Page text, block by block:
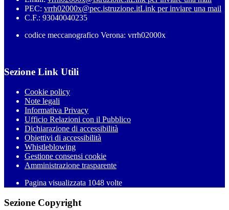
PEC: vrrh02000x@pec.istruzione.itLink per inviare una mail
C.F.: 93040040235
codice meccanografico Verona: vrrh02000x
Sezione Link Utili
Cookie policy
Note legali
Informativa Privacy
Ufficio Relazioni con il Pubblico
Dichiarazione di accessibilità
Obiettivi di accessibilità
Whistleblowing
Gestione consensi cookie
Amministrazione trasparente
Pagina visualizzata 1048 volte
Sezione Copyright